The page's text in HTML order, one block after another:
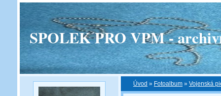
SPOLEK PRO VPM -
Úvod » Fotoalbum » Vojenská